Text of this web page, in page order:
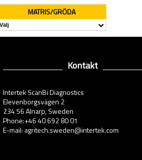
MATRIS/GRÖDA
Kontakt
Intertek ScanBi Diagnostics
Elevenborgsvägen 2
234 56 Alnarp, Sweden
Phone:+46 40 692 80 01
E-mail: agritech.sweden@intertek.com